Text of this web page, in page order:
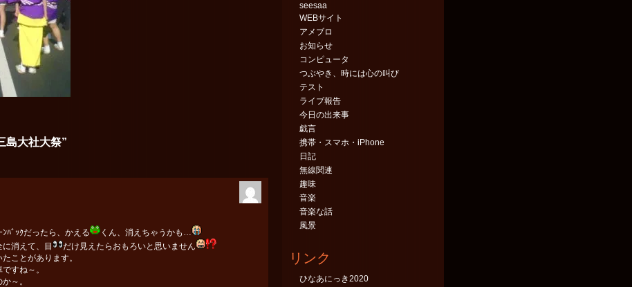
島大社大祭”
ﾊﾞｯｸだったら、かえる
くん、消えちゃうかも…
消えて、目
だけ見えたらおもろいと思いません
ことがあります。
すね～。
～。
seesaa
WEBサイト
アメブロ
お知らせ
コンピュータ
つぶやき、時には心の叫び
テスト
ライブ報告
今日の出来事
戯言
携帯・スマホ・iPhone
日記
無線関連
趣味
音楽
音楽な話
風景
リンク
ひなあにっき2020